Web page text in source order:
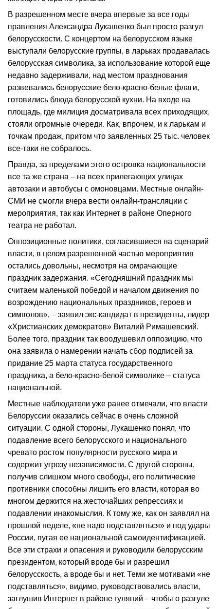
В разрешенном месте вчера впервые за все годы
правления Александра Лукашенко был просто разгул
белорусскости. С концертом на белорусском языке
выступали белорусские группы, в ларьках продавалась
белорусская символика, за использование которой еще
недавно задерживали, над местом празднования
развевались белорусские бело-красно-белые флаги,
готовились блюда белорусской кухни. На входе на
площадь, где милиция досматривала всех приходящих,
стояли огромные очереди. Как, впрочем, и к ларькам и
точкам продаж, притом что заявленных 25 тыс. человек
все-таки не собралось.
Правда, за пределами этого островка национальности
все та же страна – на всех прилегающих улицах
автозаки и автобусы с омоновцами. Местные онлайн-
СМИ не смогли вчера вести онлайн-трансляции с
мероприятия, так как Интернет в районе Оперного
театра не работал.
Оппозиционные политики, согласившиеся на сценарий
власти, в целом разрешенной частью мероприятия
остались довольны, несмотря на омрачающие
праздник задержания. «Сегодняшний праздник мы
считаем маленькой победой и началом движения по
возрождению национальных праздников, героев и
символов», – заявил экс-кандидат в президенты, лидер
«Христианских демократов» Виталий Римашевский.
Более того, праздник так воодушевил оппозицию, что
она заявила о намерении начать сбор подписей за
придание 25 марта статуса государственного
праздника, а бело-красно-белой символике – статуса
национальной.
Местные наблюдатели уже ранее отмечали, что власти
Белоруссии оказались сейчас в очень сложной
ситуации. С одной стороны, Лукашенко понял, что
подавление всего белорусского и национального
чревато ростом популярности русского мира и
содержит угрозу независимости. С другой стороны,
получив слишком много свободы, его политические
противники способны лишить его власти, которая во
многом держится на жесточайших репрессиях и
подавлении инакомыслия. К тому же, как он заявлял на
прошлой неделе, «не надо подставляться» и под удары
России, пугая ее национальной самоидентификацией.
Все эти страхи и опасения и руководили белорусским
президентом, который вроде бы и разрешил
белорусскость, а вроде бы и нет. Теми же мотивами «не
подставляться», видимо, руководствовались власти,
заглушив Интернет в районе гуляний – чтобы о разгуле